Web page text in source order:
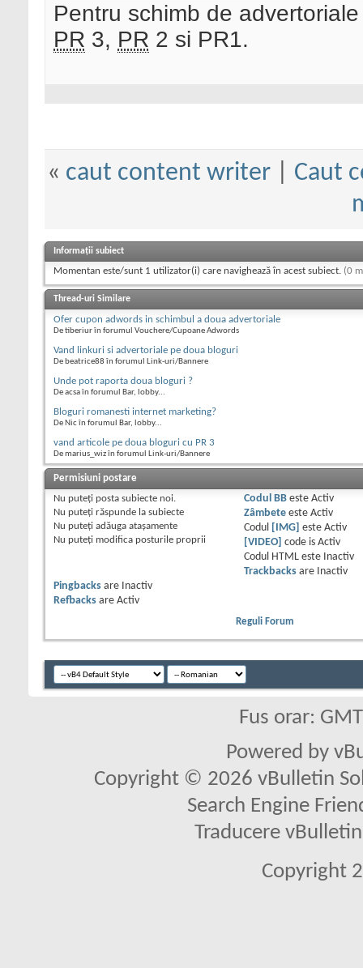
Pentru schimb de
PR 3, PR 2 si PR1.
« caut content writer
Caut
Informații subiect
Momentan este/sunt 1 utilizator(i) care navighează în acest subiect. (0
Thread-uri Similare
Ofer cupon adwords in schimbul a doua advertoriale
De tiberiur în forumul Vouchere/Cupoane Adwords
Vand linkuri si advertoriale pe doua bloguri
De beatrice88 în forumul Link-uri/Bannere
Unde pot raporta doua bloguri ?
De acsa în forumul Bar, lobby...
Bloguri romanesti internet marketing?
De Nic în forumul Bar, lobby...
vand articole pe doua bloguri cu PR 3
De marius_wiz în forumul Link-uri/Bannere
Permisiuni postare
Nu puteţi posta subiecte noi.
Nu puteţi răspunde la subiecte
Nu puteţi adăuga ataşamente
Nu puteţi modifica posturile proprii
Codul BBeste Activ
Zâmbeteeste Activ
Codul
[IMG] este Activ
[VIDEO]
code is Activ
Codul HTML este
Inactiv
Trackbacksare
Inactiv
Pingbacks are
Inactiv
Refbacks are Activ
Reguli Forum
Fus orar:
Powered by
Copyright © 2026 vBulletin
Search Engine
Traducere
Copyright